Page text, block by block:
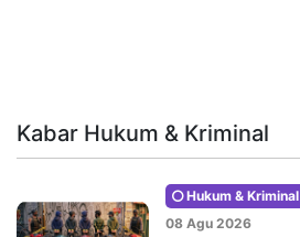
Kabar Hukum & Kriminal
Hukum & Kriminal
08 Agu 2026